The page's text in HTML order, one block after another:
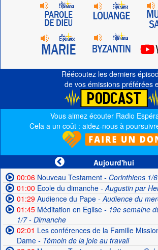
Réécoutez les derniers
de vos émissions préférées
Vous aimez écouter Radio
Cela a un coût : aidez-nous à
Aujourd'hui
00:06Nouveau Testament- Corinthiens 1/6
01:00 Ecole du dimanche- Augustin par
01:29Audience du Pape- Audience du
01:45Méditation en Eglise- 19e semaine
1/7 - Dimanche
02:01 Les conférences de la Famille
Dame- Témoin de la joie au travail